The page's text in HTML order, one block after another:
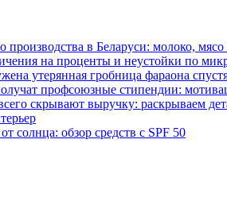
производства в Беларуси: молоко,
на проценты и неустойки по
утерянная гробница фараона
профсоюзные стипендии:
скрывают выручку: раскрываем
солнца: обзор средств с SPF 50